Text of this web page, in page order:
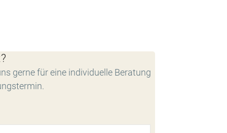
gerne für eine individuelle Beratung